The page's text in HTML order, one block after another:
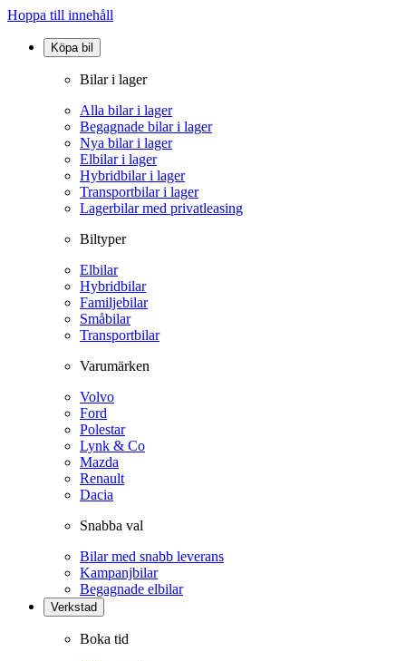
Hoppa till innehåll
Köpa bil
Bilar i lager
Alla bilar i lager
Begagnade bilar i lager
Nya bilar i lager
Elbilar i lager
Hybridbilar i lager
Transportbilar i lager
Lagerbilar med privatleasing
Biltyper
Elbilar
Hybridbilar
Familjebilar
Småbilar
Transportbilar
Varumärken
Volvo
Ford
Polestar
Lynk & Co
Mazda
Renault
Dacia
Snabba val
Bilar med snabb leverans
Kampanjbilar
Begagnade elbilar
Verkstad
Boka tid